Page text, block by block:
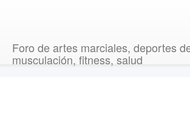
Foro de artes marciales, deportes
musculación, fitness, salud